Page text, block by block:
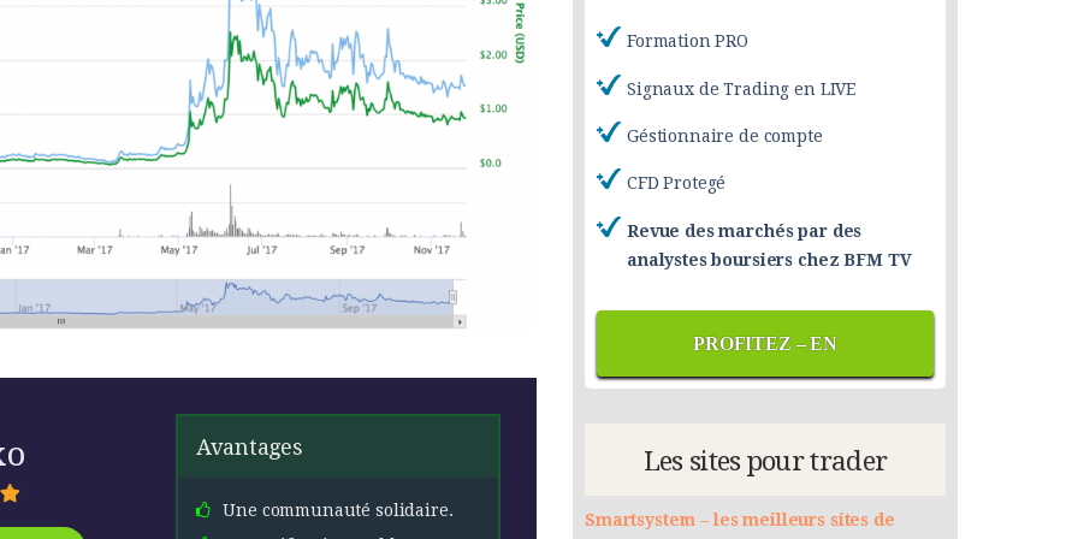
Avantages
Une communauté solidaire.
Formation PRO
Signaux de Trading en LIVE
Géstionnaire de compte
CFD Protegé
Revue des marchés par des
analystes boursiers chez BFM TV
PROFITEZ – EN
Les sites pour trader
Smartsystem – les meilleurs sites de